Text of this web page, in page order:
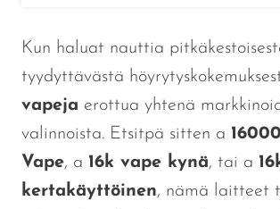
Kun haluat nauttia
tyydyttävästä
vapeja erottua yhtenä
valinnoista. Etsitpä sitten a
Vape, a 16k vape kynä, tai a
kertakäyttöinen, nämä laitteet